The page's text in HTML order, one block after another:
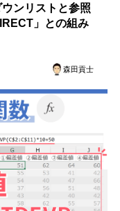
ンリストと参照
」との組み
森田貢士